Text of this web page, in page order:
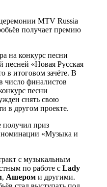
MTV Russia
получает премию
на конкурс песни
песней «Новая Русская
в итоговом зачёте. В
число финалистов
песни
снять свою
в другом проекте.
получил приз
«Музыка и
с музыкальным
по работе с Lady
, Ашером и другими.